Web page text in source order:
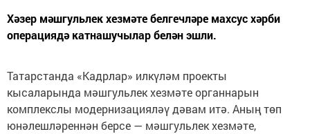
Хәзер мәшгульлек хезмәте белгечләре махсус хәрби
операциядә катнашучылар белән эшли.
Татарстанда «Кадрлар» илкүләм проекты
кысаларында мәшгульлек хезмәте органнарын
комплекслы модернизацияләү дәвам итә. Аның төп
юнәлешләреннән берсе — мәшгульлек хезмәте,